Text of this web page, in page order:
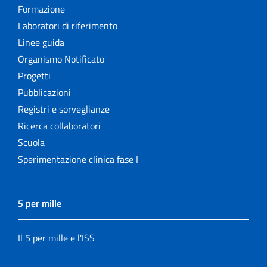
Formazione
Laboratori di riferimento
Linee guida
Organismo Notificato
Progetti
Pubblicazioni
Registri e sorveglianze
Ricerca collaboratori
Scuola
Sperimentazione clinica fase I
5 per mille
Il 5 per mille e l'ISS